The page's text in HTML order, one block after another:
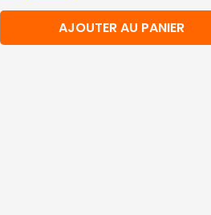
AJOUTER AU PANIER